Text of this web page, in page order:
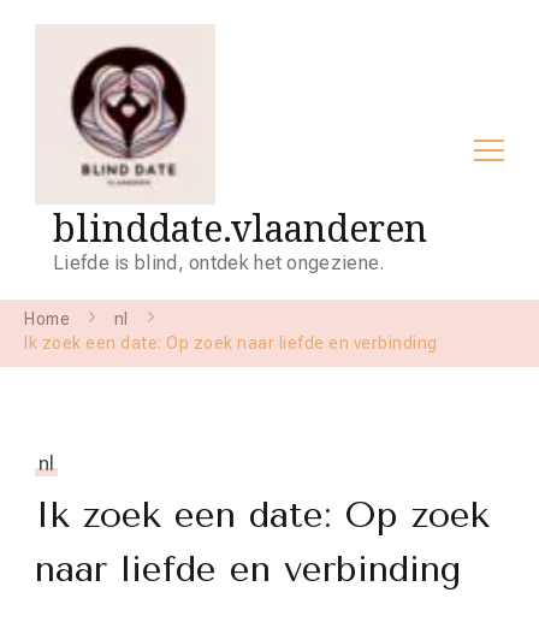
blinddate.vlaanderen
Liefde is blind, ontdek het ongeziene.
Home
nl
Ik zoek een date: Op zoek naar liefde en verbinding
nl
Ik zoek een date: Op zoek
naar liefde en verbinding